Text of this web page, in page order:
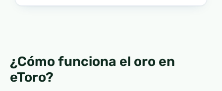
¿Cómo funciona el oro en
eToro?